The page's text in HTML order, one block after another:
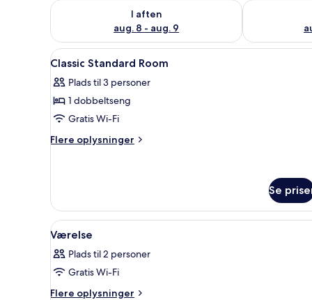
I aften
aug. 8 - aug. 9
Tjek tilgængelighed for i aften aug. 8 - aug. 9
Tjek
Indlæs
alle
billeder
af
Classic
Standard
Et pænt møbleret
4
Classic Standard Room
Plads til 3 personer
1 dobbeltseng
Gratis Wi-Fi
Flere oplysninger
Flere
Room
Se
Indlæs
alle
billeder
af
Værelse
Et hotelværelse med en
1
Værelse
Plads til 2 personer
Gratis Wi-Fi
Flere oplysninger
Flere